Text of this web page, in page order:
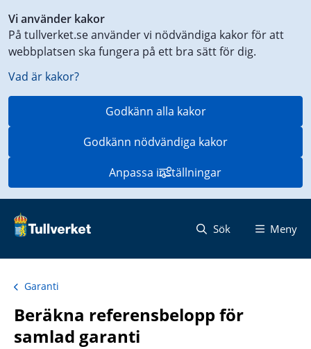
Vi använder kakor
På tullverket.se använder vi nödvändiga kakor för att
webbplatsen ska fungera på ett bra sätt för dig.
Vad är kakor?
Godkänn alla kakor
Godkänn nödvändiga kakor
Anpassa inställningar
till
innehåll
på
aktuell
Sök Meny
Garanti
Beräkna referensbelopp för
samlad garanti